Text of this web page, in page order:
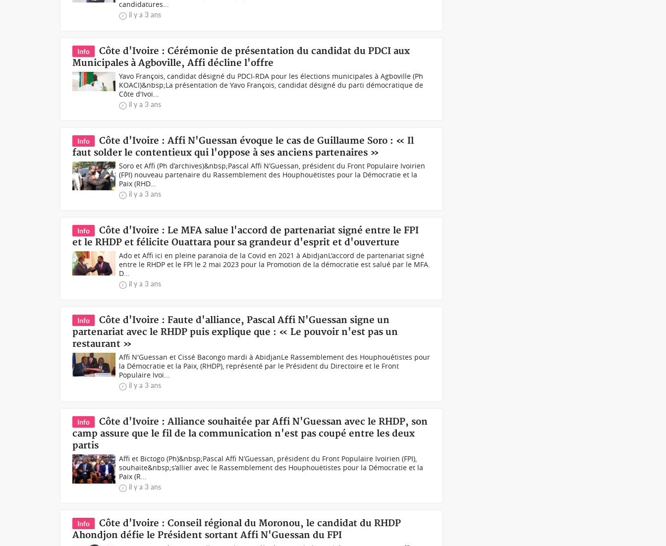
candidatures...
il y a 3 ans
Info
Côte d'Ivoire : Cérémonie de présentation du candidat du PDCI aux
Municipales à Agboville, Affi décline l'offre
Yavo François, candidat désigné du PDCI-RDA pour les élections municipales à Agboville (Ph
KOACI)&nbsp;La présentation de Yavo François, candidat désigné du parti démocratique de
Côte d'Ivoi...
il y a 3 ans
Info
Côte d'Ivoire : Affi N'Guessan évoque le cas de Guillaume Soro : « Il
faut solder le contentieux qui l'oppose à ses anciens partenaires »
Soro et Affi (Ph d’archives)&nbsp;Pascal Affi N’Guessan, président du Front Populaire Ivoirien
(FPI) nouveau partenaire du Rassemblement des Houphouëtistes pour la Démocratie et la
Paix (RHD...
il y a 3 ans
Info
Côte d'Ivoire : Le MFA salue l'accord de partenariat signé entre le FPI
et le RHDP et félicite Ouattara pour sa grandeur d'esprit et d'ouverture
Ado et Affi ici en pleine paranoïa de la Covid en 2021 à AbidjanL'accord de partenariat signé
entre le RHDP et le FPI le 2 mai 2023 pour la Promotion de la démocratie est salué par le MFA.
D...
il y a 3 ans
Info
Côte d'Ivoire : Faute d'alliance, Pascal Affi N'Guessan signe un
partenariat avec le RHDP puis explique que : « Le pouvoir n'est pas un
restaurant »
Affi N'Guessan et Cissé Bacongo mardi à AbidjanLe Rassemblement des Houphouétistes pour
la Démocratie et la Paix, (RHDP), représenté par le Président du Directoire et le Front
Populaire Ivoi...
il y a 3 ans
Info
Côte d'Ivoire : Alliance souhaitée par Affi N'Guessan avec le RHDP, son
camp assure que le fil de la communication n'est pas coupé entre les deux
partis
Affi et Bictogo (Ph)&nbsp;Pascal Affi N’Guessan, président du Front Populaire Ivoirien (FPI),
souhaite&nbsp;s’allier avec le Rassemblement des Houphouëtistes pour la Démocratie et la
Paix (R...
il y a 3 ans
Info
Côte d'Ivoire : Conseil régional du Moronou, le candidat du RHDP
Ahondjon défie le Président sortant Affi N'Guessan du FPI